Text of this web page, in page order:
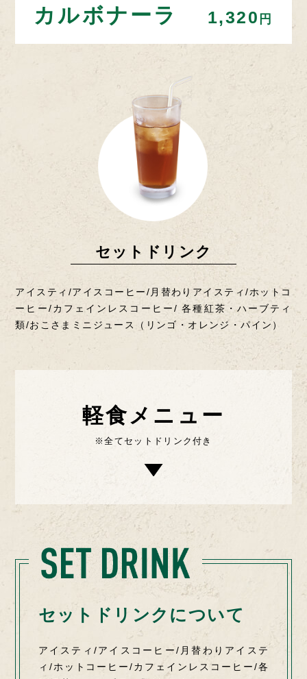
カルボナーラ 1,320 円
セットドリンク
アイスティ/アイスコーヒー/月替わりアイスティ/ホットコ
ーヒー/カフェインレスコーヒー/ 各種紅茶・ハーブティ
類/おこさまミニジュース（リンゴ・オレンジ・パイン）
軽食メニュー
※全てセットドリンク付き
セットドリンクについて
アイスティ/アイスコーヒー/月替わりアイステ
ィ/ホットコーヒー/カフェインレスコーヒー/各